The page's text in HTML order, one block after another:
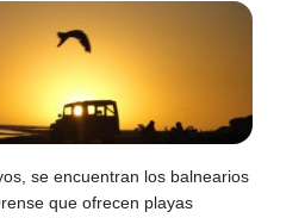
se encuentran los balnearios
que ofrecen playas